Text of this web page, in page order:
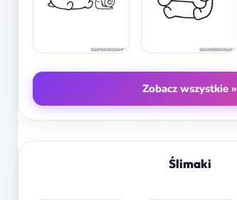
Zobacz wszystkie »
Ślimaki